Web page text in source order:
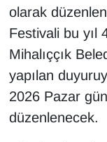
olarak
Festivali bu yıl
Mihalıççık
yapılan
2026 Pazar
düzenlenecek.